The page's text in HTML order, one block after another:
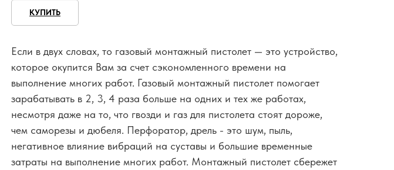
КУПИТЬ
Если в двух словах, то газовый монтажный пистолет — это устройство,
которое окупится Вам за счет сэкономленного времени на
выполнение многих работ. Газовый монтажный пистолет помогает
зарабатывать в 2, 3, 4 раза больше на одних и тех же работах,
несмотря даже на то, что гвозди и газ для пистолета стоят дороже,
чем саморезы и дюбеля. Перфоратор, дрель - это шум, пыль,
негативное влияние вибраций на суставы и большие временные
затраты на выполнение многих работ. Монтажный пистолет сбережет